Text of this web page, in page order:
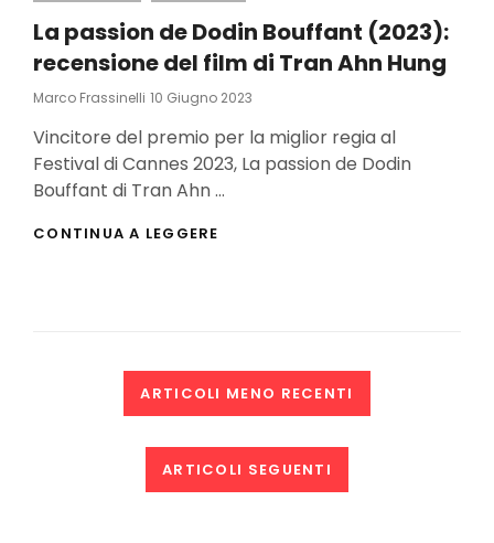
La passion de Dodin Bouffant (2023):
recensione del film di Tran Ahn Hung
Marco Frassinelli Posted
10 Giugno 2023
Vincitore del premio per la miglior regia al
Festival di Cannes 2023, La passion de Dodin
Bouffant di Tran Ahn …
CONTINUA A LEGGERE
DEL
FILM
DI
AHN
HUNG
Navigazione
ARTICOLI MENO RECENTI
ARTICOLI SEGUENTI